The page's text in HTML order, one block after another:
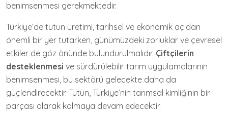
benimsenmesi gerekmektedir.
Türkiye’de tütün üretimi, tarihsel ve ekonomik açıdan
önemli bir yer tutarken, günümüzdeki zorluklar ve çevresel
etkiler de göz önünde bulundurulmalıdır. Çiftçilerin
desteklenmesi ve sürdürülebilir tarım uygulamalarının
benimsenmesi, bu sektörü gelecekte daha da
güçlendirecektir. Tütün, Türkiye’nin tarımsal kimliğinin bir
parçası olarak kalmaya devam edecektir.